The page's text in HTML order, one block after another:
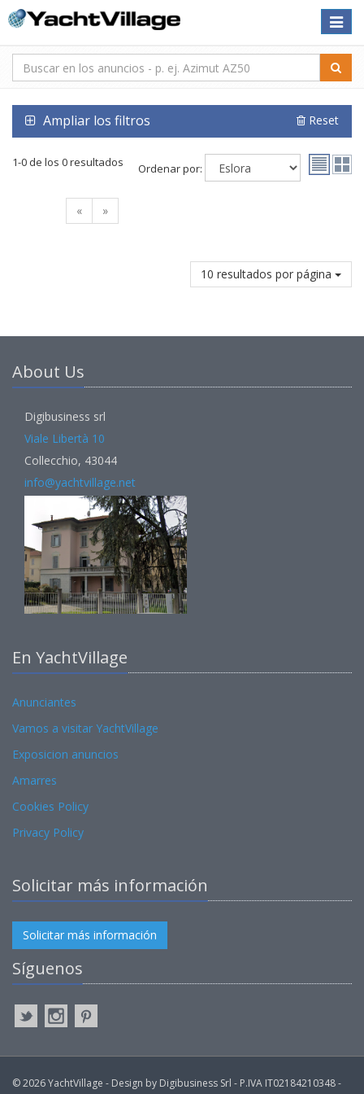
Toggle
Ampliar los filtros Reset
1-0 de los 0 resultados Ordenar por:
« »
10 resultados por página
About Us
Digibusiness srl
Viale Libertà 10
Collecchio, 43044
info@yachtvillage.net
En YachtVillage
Anunciantes
Vamos a visitar YachtVillage
Exposicion anuncios
Amarres
Cookies Policy
Privacy Policy
Solicitar más información
Solicitar más información
Síguenos
© 2026 YachtVillage - Design by Digibusiness Srl - P.IVA IT02184210348 -